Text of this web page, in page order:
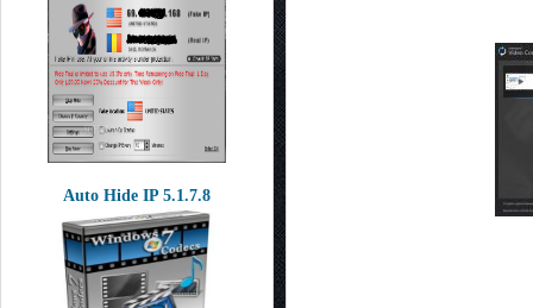
Auto Hide IP 5.1.7.8